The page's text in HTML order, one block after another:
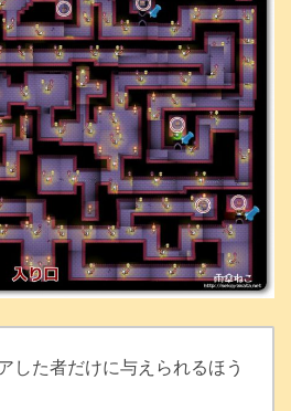
した者だけに与えられるほう